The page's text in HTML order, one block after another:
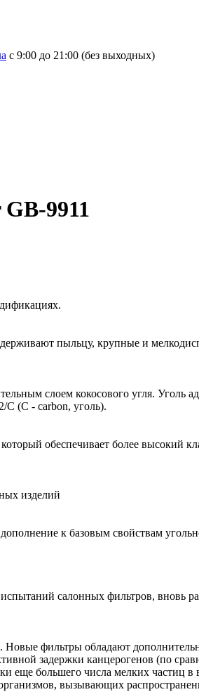
с 9:00 до 21:00 (без выходных)
9911
пыльцу, крупные и
слоем кокосового угля.
C (С - сarbon, уголь).
обеспечивает более высокий
изделий
к базовым свойствам
салонных фильтров,
Новые фильтры обладают
задержки канцерогенов (по
еще большего числа мелких частиц в
вызывающих